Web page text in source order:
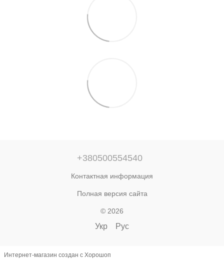
+380500554540
Контактная информация
Полная версия сайта
© 2026
Укр Рус
Интернет-магазин создан с Хорошоп